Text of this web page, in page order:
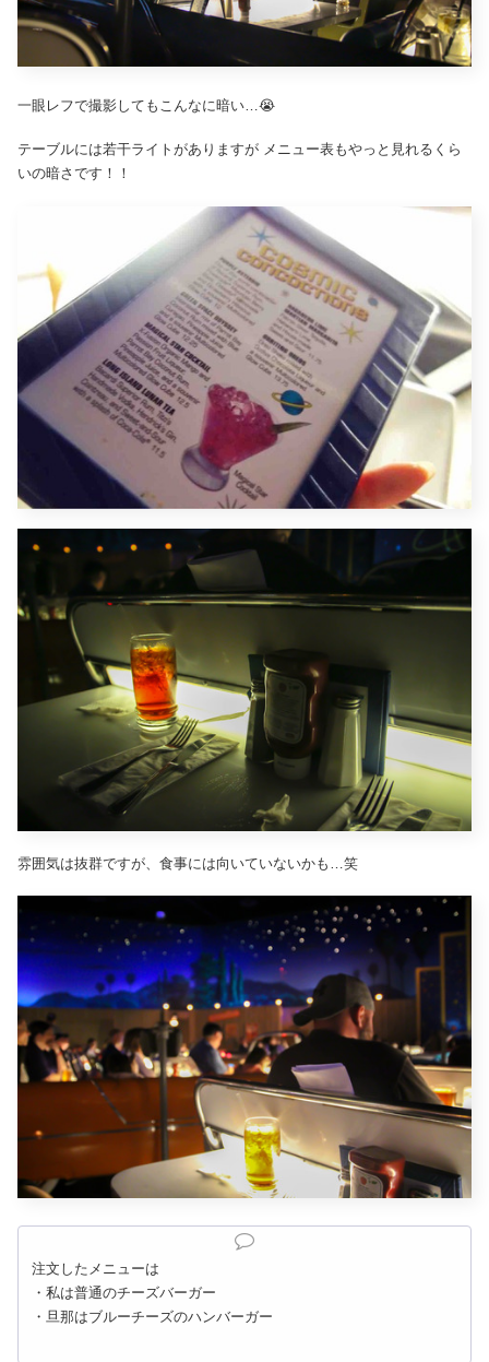
一眼レフで撮影してもこんなに暗い…😭
テーブルには若干ライトがありますが メニュー表もやっと見れるくら
いの暗さです！！
雰囲気は抜群ですが、食事には向いていないかも…笑
注文したメニューは
・私は普通のチーズバーガー
・旦那はブルーチーズのハンバーガー